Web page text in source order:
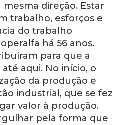
direção. Estar
trabalho, esforços e
do trabalho
há 56 anos.
para que a
aqui. No início, o
da produção e
industrial, que se fez
valor à produção.
pela forma que